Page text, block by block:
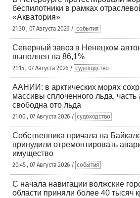
беспилотники в рамках
«Акватория»
21:30 , 07 Августа 2026 / события
Северный завоз в Ненецком
выполнен на 86,1%
21:15 , 07 Августа 2026 / судоходство
ААНИИ: в арктических морях
массивы сплоченного льда, часть
свободна ото льда
21:00 , 07 Августа 2026 / судоходство
Собственника причала на
принудили отремонтировать
имущество
20:45 , 07 Августа 2026 / события
С начала навигации волжские
области приняли более 40 тысяч